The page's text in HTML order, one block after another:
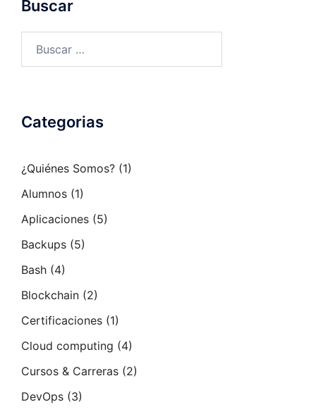
Buscar
Categorias
¿Quiénes Somos? (1)
Alumnos (1)
Aplicaciones (5)
Backups (5)
Bash (4)
Blockchain (2)
Certificaciones (1)
Cloud computing (4)
Cursos & Carreras (2)
DevOps (3)